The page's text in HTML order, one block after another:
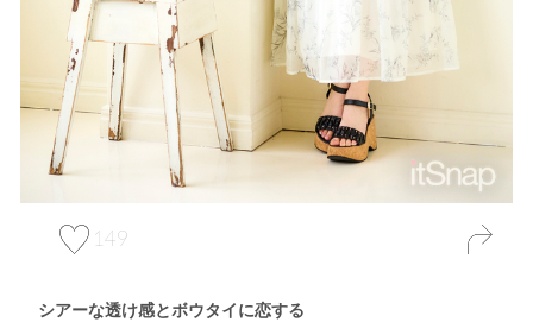
149
シアーな透け感とボウタイに恋する